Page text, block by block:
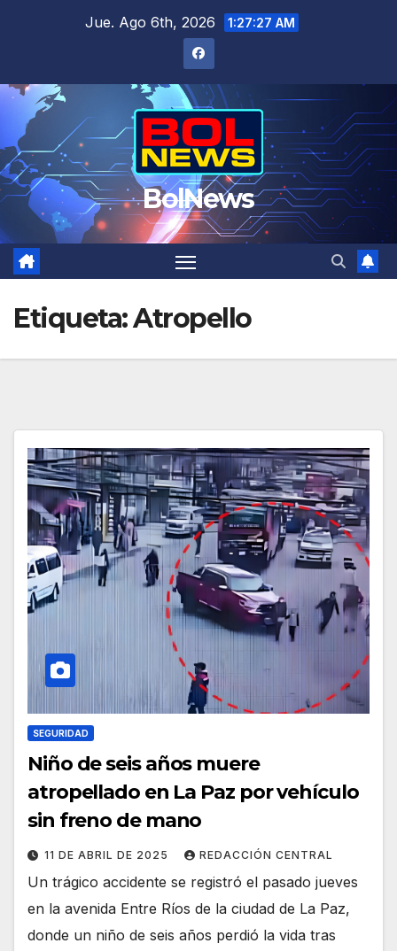
Jue. Ago 6th, 2026 1:27:27 AM
BolNews
Etiqueta:Atropello
SEGURIDAD
Niño de seis años muere
atropellado en La Paz por vehículo
sin freno de mano
11 DE ABRIL DE 2025 REDACCIÓN CENTRAL
Un trágico accidente se registró el pasado jueves
en la avenida Entre Ríos de la ciudad de La Paz,
donde un niño de seis años perdió la vida tras